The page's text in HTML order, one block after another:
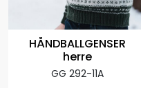
HÅNDBALLGENSER
herre
GG 292-11A